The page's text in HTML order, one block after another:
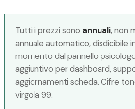
Tutti i prezzi sono annuali, non
annuale automatico, disdicibile
momento dal pannello
aggiuntivo per dashboard,
aggiornamenti scheda. Cifre
virgola 99.